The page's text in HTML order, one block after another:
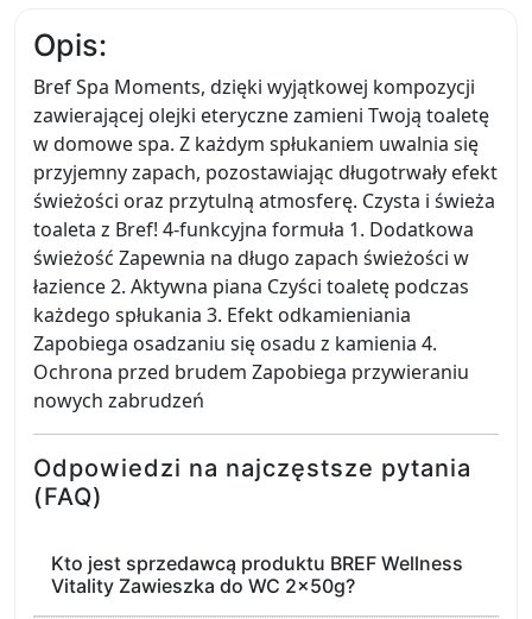
Opis:
Bref Spa Moments, dzięki wyjątkowej kompozycji
zawierającej olejki eteryczne zamieni Twoją toaletę
w domowe spa. Z każdym spłukaniem uwalnia się
przyjemny zapach, pozostawiając długotrwały efekt
świeżości oraz przytulną atmosferę. Czysta i świeża
toaleta z Bref! 4-funkcyjna formuła 1. Dodatkowa
świeżość Zapewnia na długo zapach świeżości w
łazience 2. Aktywna piana Czyści toaletę podczas
każdego spłukania 3. Efekt odkamieniania
Zapobiega osadzaniu się osadu z kamienia 4.
Ochrona przed brudem Zapobiega przywieraniu
nowych zabrudzeń
Odpowiedzi na najczęstsze pytania
(FAQ)
Kto jest sprzedawcą produktu BREF Wellness
Vitality Zawieszka do WC 2x50g?